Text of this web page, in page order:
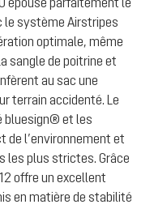
le système Airstripes
optimale, même
sangle de poitrine et
au sac une
terrain accidenté. Le
bluesign® et les
de l’environnement et
les plus strictes. Grâce
offre un excellent
en matière de stabilité